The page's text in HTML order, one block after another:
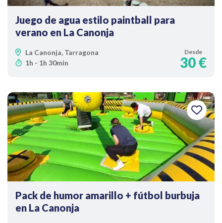
Juego de agua estilo paintball para
verano en La Canonja
La Canonja, Tarragona
1h - 1h 30min
Desde
30 €
Pack de humor amarillo + fútbol burbuja
en La Canonja